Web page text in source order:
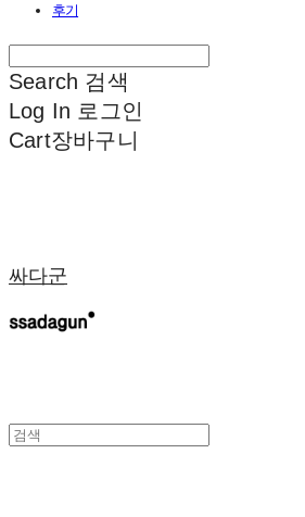
후기
Search 검색
Log In 로그인
Cart장바구니
싸다군